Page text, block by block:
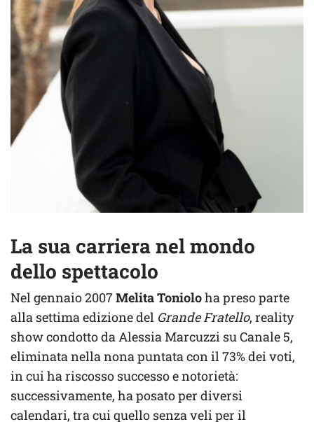
La sua carriera nel mondo
dello spettacolo
Nel gennaio 2007Melita Tonioloha preso parte
alla settima edizione del Grande Fratello, reality
show condotto da Alessia Marcuzzi su Canale 5,
eliminata nella nona puntata con il 73% dei voti,
in cui ha riscosso successo e notorietà:
successivamente, ha posato per diversi
calendari, tra cui quello senza veli per il